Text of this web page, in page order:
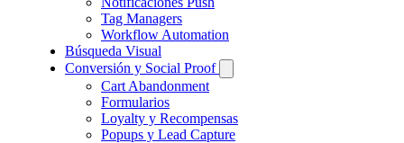
Tag Managers
Workflow Automation
Búsqueda Visual
Conversión y Social Proof
Cart Abandonment
Formularios
Loyalty y Recompensas
Popups y Lead Capture